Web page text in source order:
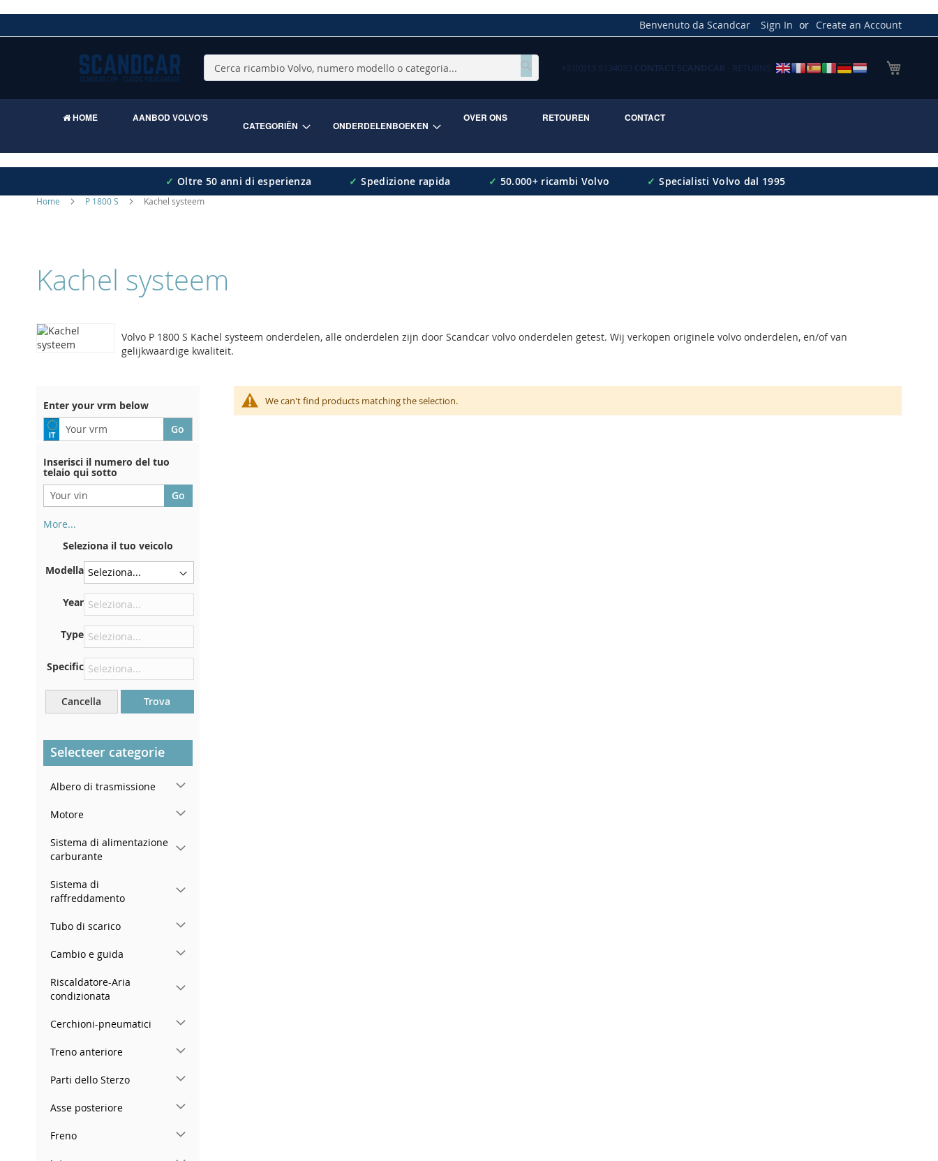
Benvenuto da Scandcar Sign In Create an Account
to
Cerca
Cerca
+31(0)13 5134033 CONTACT SCANDCAR - RETURNS
HOME AANBOD VOLVO’S
CATEGORIËN ONDERDELENBOEKEN
OVER ONS RETOUREN CONTACT
✓ Oltre 50 anni di esperienza ✓ Spedizione rapida ✓ 50.000+ ricambi Volvo ✓ Specialisti Volvo dal 1995
Home P 1800 S Kachel systeem
Kachel systeem
Volvo P 1800 S Kachel systeem onderdelen, alle onderdelen zijn door Scandcar volvo onderdelen getest. Wij verkopen originele volvo onderdelen, en/of van
gelijkwaardige kwaliteit.
We can't find products matching the selection.
Enter your vrm below
Inserisci il numero del tuo
telaio qui sotto
More...
retro del certificato di
immatricolazione. E anche in
macchina
Sulla piastra inferiore del
sedile anteriore destro
Centrare contro la paratia
sotto il cofano
Proprio nel vano motore
Vicino al parabrezza, sul
cruscotto
posteriore destra
Seleziona il tuo veicolo
Modella
Year
Type
Specific
Cancella Trova
Selecteer categorie
Albero di trasmissione
Motore
Sistema di alimentazione
carburante
Sistema di
raffreddamento
Tubo di scarico
Cambio e guida
Riscaldatore-Aria
condizionata
Cerchioni-pneumatici
Treno anteriore
Parti dello Sterzo
Asse posteriore
Freno